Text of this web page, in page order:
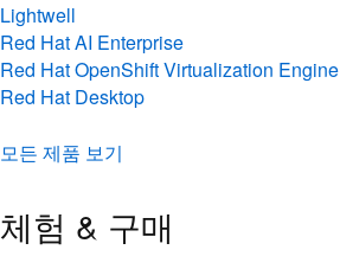
Lightwell
Red Hat AI Enterprise
Red Hat OpenShift Virtualization Engine
Red Hat Desktop
모든 제품 보기
체험 & 구매